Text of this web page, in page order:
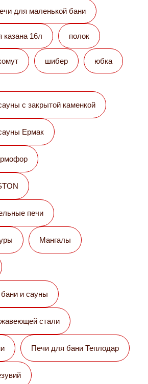
для маленькой бани
казана 16л полок
шибер юбка
с закрытой каменкой
Eрмак
печи
Мангалы
и сауны
стали
Печи для бани Теплодар